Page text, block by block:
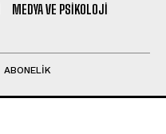
MEDYA VE PSIKOLOJI
ABONELIK